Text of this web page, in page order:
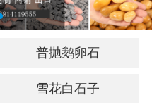
普抛鹅卵石
雪花白石子